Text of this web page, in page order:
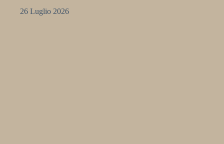
26 Luglio 2026